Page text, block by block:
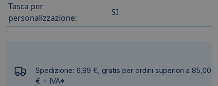
Tasca per
personalizzazione:
SI
Spedizione: 6,99 €, gratis per ordini superiori a 85,00
€ + IVA*